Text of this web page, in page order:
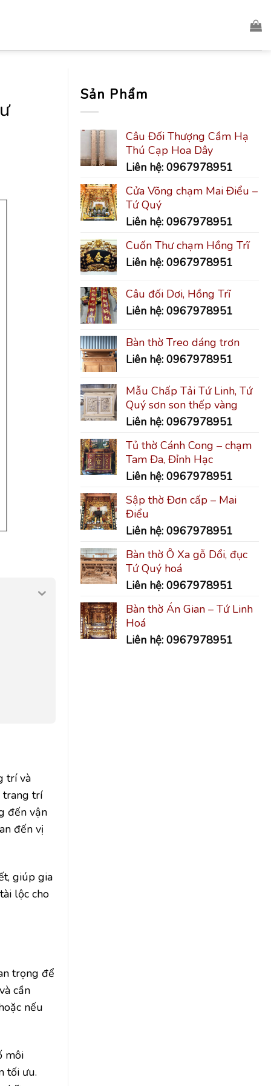
trí và
trang trí
đến vận
đến vị
giúp gia
lộc cho
trọng để
cần
nếu
môi
tối ưu.
Sản Phẩm
Câu Đối Thượng Cầm Hạ
Thú Cạp Hoa Dây
Liên hệ: 0967978951
Cửa Võng chạm Mai Điểu –
Tứ Quý
Liên hệ: 0967978951
Cuốn Thư chạm Hồng Trĩ
Liên hệ: 0967978951
Câu đối Dơi, Hồng Trĩ
Liên hệ: 0967978951
Bàn thờ Treo dáng trơn
Liên hệ: 0967978951
Mẫu Chấp Tải Tứ Linh, Tứ
Quý sơn son thếp vàng
Liên hệ: 0967978951
Tủ thờ Cánh Cong – chạm
Tam Đa, Đỉnh Hạc
Liên hệ: 0967978951
Sập thờ Đơn cấp – Mai
Điểu
Liên hệ: 0967978951
Bàn thờ Ô Xa gỗ Dổi, đục
Tứ Quý hoá
Liên hệ: 0967978951
Bàn thờ Án Gian – Tứ Linh
Hoá
Liên hệ: 0967978951